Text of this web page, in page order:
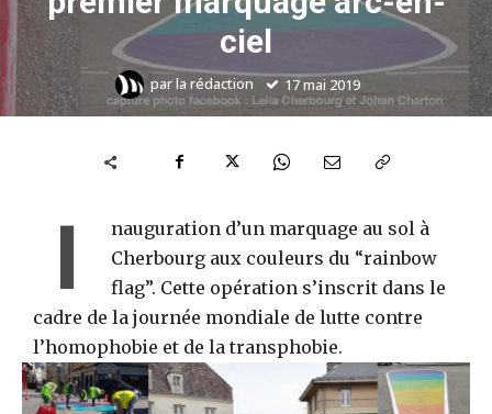
ciel
parla rédaction 17 mai 2019
I
nauguration d’un marquage au sol à
Cherbourg aux couleurs du “rainbow
flag”. Cette opération s’inscrit dans le
cadre de la journée mondiale de lutte contre
l’homophobie et de la transphobie.